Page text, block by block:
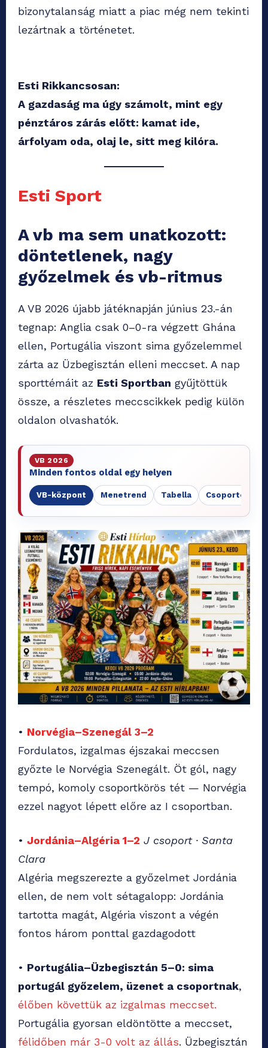
bizonytalanság miatt a piac még nem tekinti
lezártnak a történetet.
Esti Rikkancsosan:
A gazdaság ma úgy számolt, mint egy
pénztáros zárás előtt: kamat ide,
árfolyam oda, olaj le, sitt meg kilóra.
Esti Sport
A vb ma sem unatkozott:
döntetlenek, nagy
győzelmek és vb-ritmus
A VB 2026 újabb játéknapján június 23.-án
tegnap: Anglia csak 0–0-ra végzett Ghána
ellen, Portugália viszont sima győzelemmel
zárta az Üzbegisztán elleni meccset. A nap
sporttémáit az Esti Sportban gyűjtöttük
össze, a részletes meccscikkek pedig külön
oldalon olvashatók.
VB 2026
Minden fontos oldal egy helyen
VB-központ Menetrend Tabella Csoportok
• Norvégia–Szenegál 3–2
Fordulatos, izgalmas éjszakai meccsen
győzte le Norvégia Szenegált. Öt gól, nagy
tempó, komoly csoportkörös tét — Norvégia
ezzel nagyot lépett előre az I csoportban.
• Jordánia–Algéria 1–2 J csoport · Santa
Clara
Algéria megszerezte a győzelmet Jordánia
ellen, de nem volt sétagalopp: Jordánia
tartotta magát, Algéria viszont a végén
fontos három ponttal gazdagodott
• Portugália–Üzbegisztán 5–0: sima
portugál győzelem, üzenet a csoportnak,
élőben követtük az izgalmas meccset.
Portugália gyorsan eldöntötte a meccset,
félidőben már 3-0 volt az állás. Üzbegisztán